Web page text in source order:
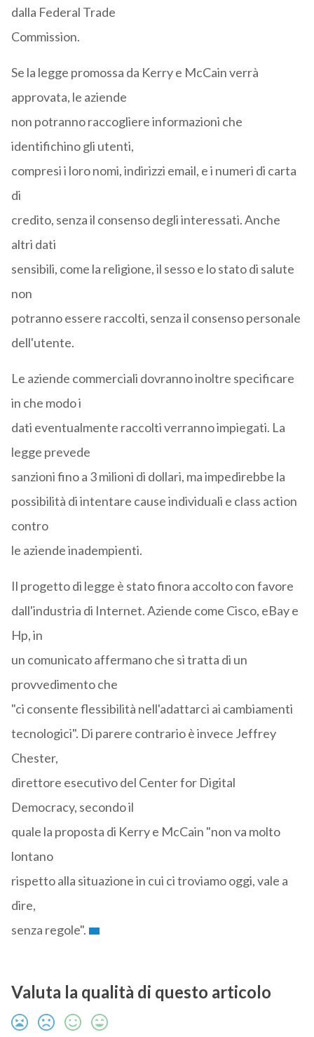
dalla Federal Trade
Commission.
Se la legge promossa da Kerry e McCain verrà
approvata, le aziende
non potranno raccogliere informazioni che
identifichino gli utenti,
compresi i loro nomi, indirizzi email, e i numeri di carta
di
credito, senza il consenso degli interessati. Anche
altri dati
sensibili, come la religione, il sesso e lo stato di salute
non
potranno essere raccolti, senza il consenso personale
dell'utente.
Le aziende commerciali dovranno inoltre specificare
in che modo i
dati eventualmente raccolti verranno impiegati. La
legge prevede
sanzioni fino a 3 milioni di dollari, ma impedirebbe la
possibilità di intentare cause individuali e class action
contro
le aziende inadempienti.
Il progetto di legge è stato finora accolto con favore
dall'industria di Internet. Aziende come Cisco, eBay e
Hp, in
un comunicato affermano che si tratta di un
provvedimento che
"ci consente flessibilità nell'adattarci ai cambiamenti
tecnologici". Di parere contrario è invece Jeffrey
Chester,
direttore esecutivo del Center for Digital
Democracy, secondo il
quale la proposta di Kerry e McCain "non va molto
lontano
rispetto alla situazione in cui ci troviamo oggi, vale a
dire,
senza regole".
Valuta la qualità di questo articolo